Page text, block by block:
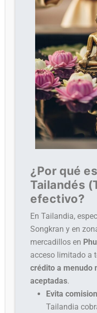
¿Por qué
Tailandés
efectivo?
En Tailandia,
Songkran y en
mercadillos en
acceso limitado a
crédito a menudo
aceptadas.
Evita
Tailandia